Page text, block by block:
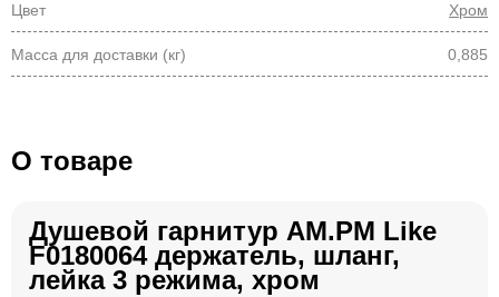
Цвет Хром
Масса для доставки (кг) 0,885
О товаре
Душевой гарнитур AM.PM Like
F0180064 держатель, шланг,
лейка 3 режима, хром